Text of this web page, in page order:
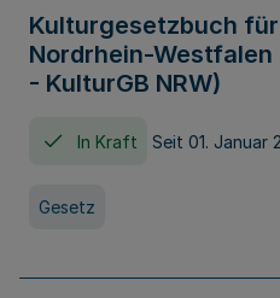
Kulturgesetzbuch
Nordrhein-
- KulturGB NRW)
In Kraft Seit 01. Januar
Gesetz